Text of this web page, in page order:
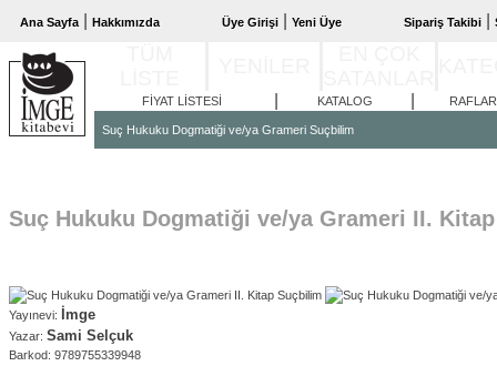
Ana Sayfa Hakkımızda Üye Girişi Yeni Üye Sipariş Takibi
FİYAT LİSTESİ KATALOG RAFLAR
Suç Hukuku Dogmatiği ve/ya Grameri Suçbilim
Suç Hukuku Dogmatiği ve/ya Grameri II.
Yayınevi: İmge
Yazar: Sami Selçuk
Barkod: 9789755339948